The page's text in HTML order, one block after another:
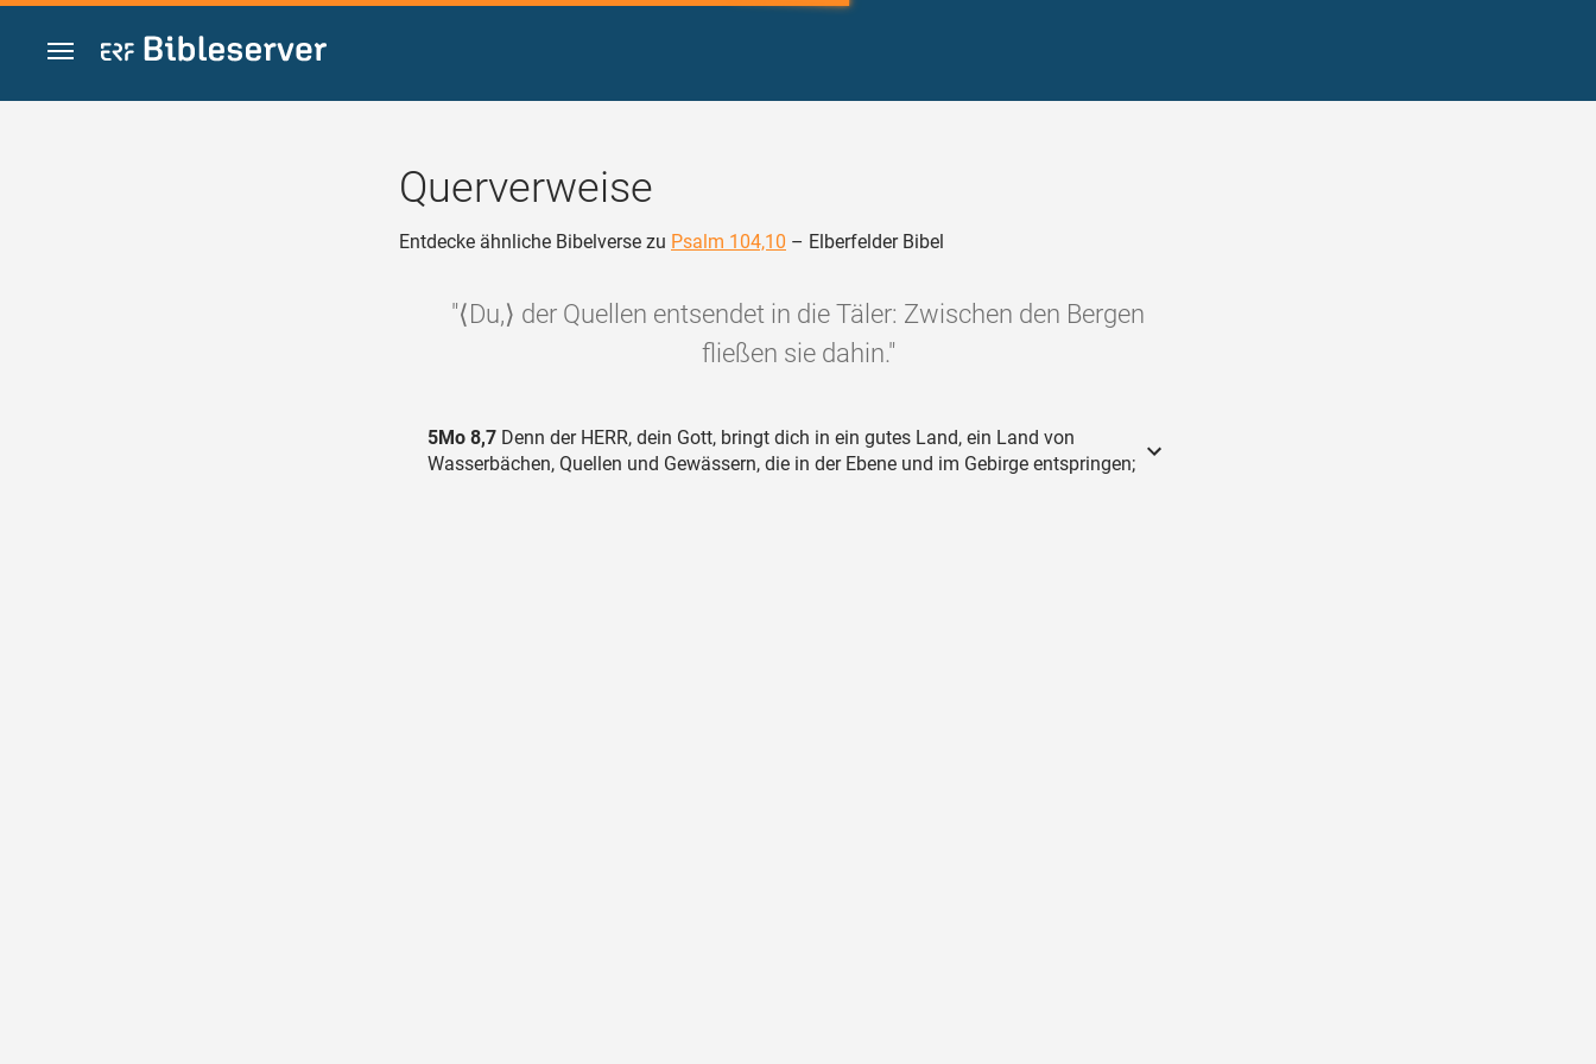
Zum Inhalt springen
Querverweise
Entdecke ähnliche Bibelverse zu Psalm 104,10 – Elberfelder Bibel
"⟨Du,⟩ der Quellen entsendet in die Täler: Zwischen den Bergen
fließen sie dahin."
5Mo 8,7 Denn der HERR, dein Gott, bringt dich in ein gutes Land, ein Land von
Wasserbächen, Quellen und Gewässern, die in der Ebene und im Gebirge entspringen;